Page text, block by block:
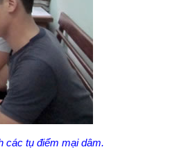
các tụ điểm mại dâm.